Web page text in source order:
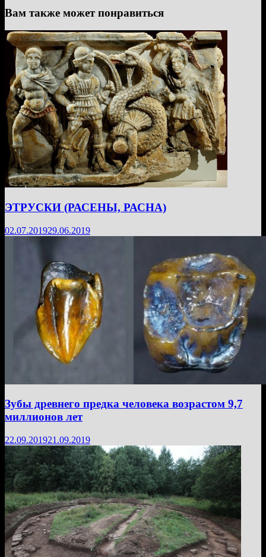
Вам также может понравиться
ЭТРУСКИ (РАСЕНЫ, РАСНА)
02.07.201929.06.2019
Зубы древнего предка человека возрастом 9,7
миллионов лет
22.09.201921.09.2019